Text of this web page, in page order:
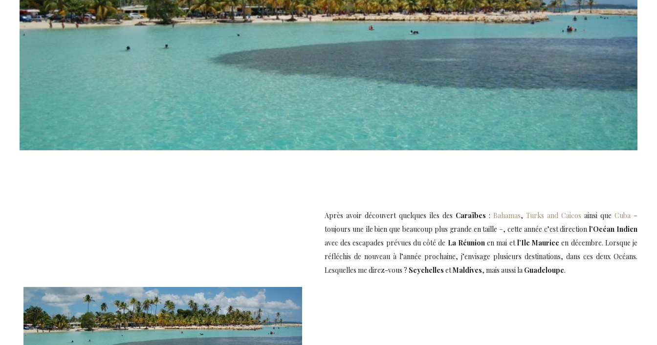
Après avoir découvert quelques îles des Caraïbes : Bahamas, Turks and Caicos ainsi que Cuba –
toujours une île bien que beaucoup plus grande en taille –, cette année c’est directionl’Océan Indien
avec des escapades prévues du côté de La Réunionen mai etl’Ile Maurice en décembre. Lorsque je
réfléchis de nouveau à l’année prochaine, j’envisage plusieurs destinations, dans ces deux Océans.
Lesquelles me direz-vous ? Seychelles etMaldives, mais aussi la Guadeloupe.